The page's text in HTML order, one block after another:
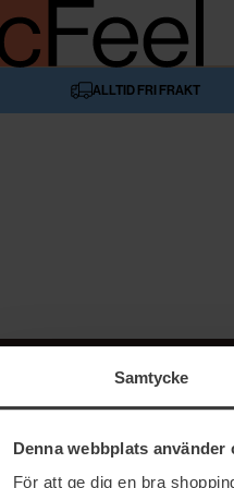
Samtycke
Denna webbplats använder
För att ge dig en bra
ALLTID FRI FRAKT
I DIN